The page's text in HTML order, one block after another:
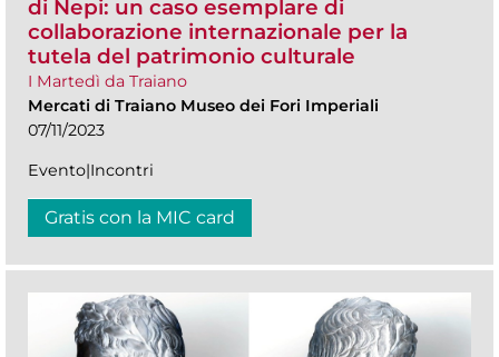
di Nepi: un caso esemplare di
collaborazione internazionale per la
tutela del patrimonio culturale
I Martedì da Traiano
Mercati di Traiano Museo dei Fori Imperiali
07/11/2023
Evento|Incontri
Gratis con la MIC card